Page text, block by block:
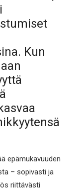
Kun
epämukavuuden
– sopivasti ja
riittävästi